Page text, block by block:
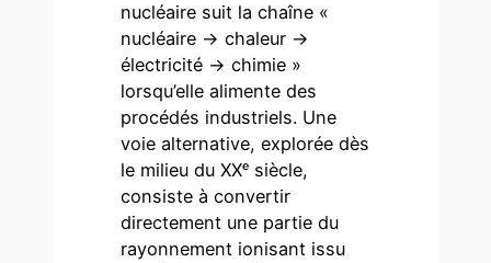
nucléaire suit la chaîne «
nucléaire -> chaleur ->
électricité -> chimie »
lorsqu’elle alimente des
procédés industriels. Une
voie alternative, explorée dès
le milieu du XXᵉ siècle,
consiste à convertir
directement une partie du
rayonnement ionisant issu